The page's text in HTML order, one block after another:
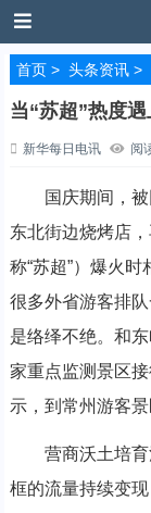
首页> 头条资讯>
当“苏超”热度
新华每日电讯 阅
国庆期间，被网
东北街边烧烤店
称“苏超”）爆火
很多外省游客排
是络绎不绝。和
家重点监测景区
示，到常州游客
营商沃土培育消
框的流量持续变